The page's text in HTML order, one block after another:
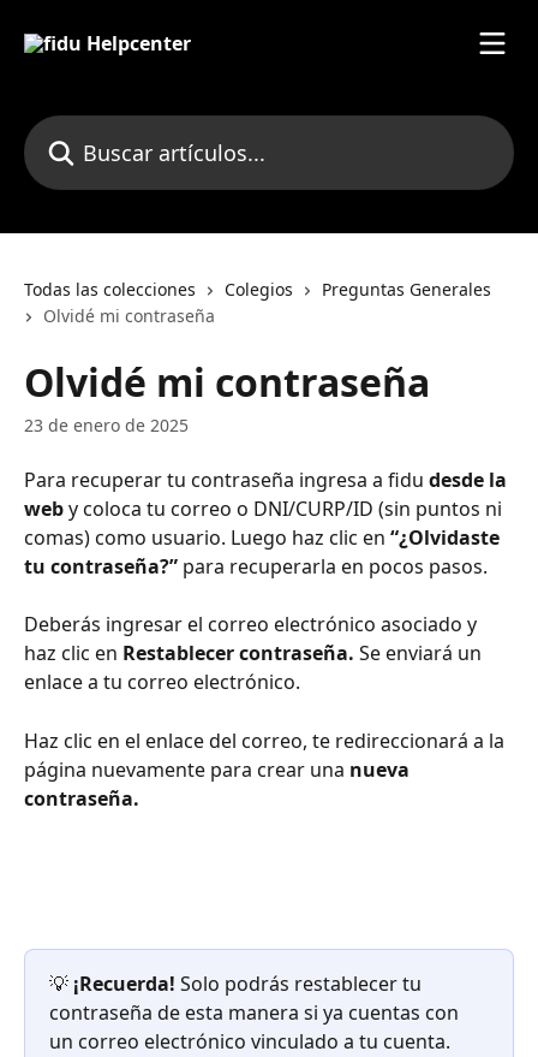
Buscar artículos...
Todas las colecciones Colegios
Preguntas Generales
Olvidé mi contraseña
Olvidé mi contraseña
23 de enero de 2025
Para recuperar tu contraseña ingresa a fidu desde la
web y coloca tu correo o DNI/CURP/ID (sin puntos ni
comas) como usuario. Luego haz clic en “¿Olvidaste
tu contraseña?” para recuperarla en pocos pasos.
Deberás ingresar el correo electrónico asociado y
haz clic en Restablecer contraseña. Se enviará un
enlace a tu correo electrónico.
Haz clic en el enlace del correo, te redireccionará a la
página nuevamente para crear una nueva
contraseña.
💡 ¡Recuerda! Solo podrás restablecer tu
contraseña de esta manera si ya cuentas con
un correo electrónico vinculado a tu cuenta.